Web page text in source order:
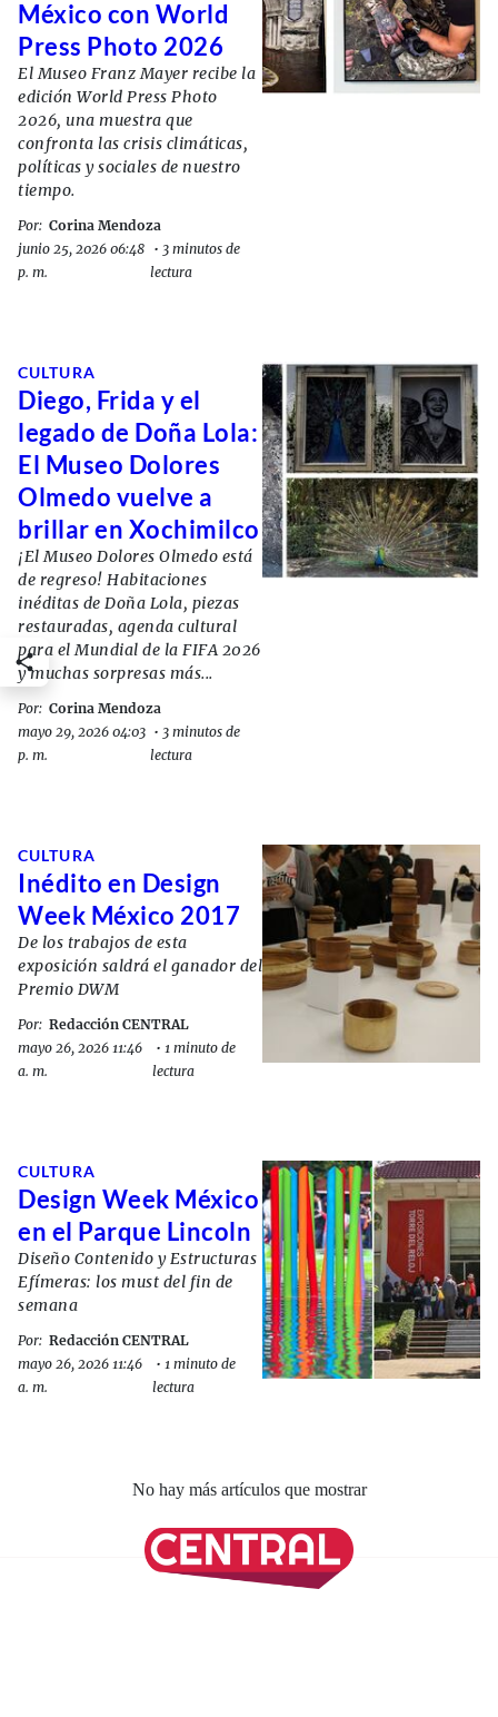
México con World
Press Photo 2026
El Museo Franz Mayer recibe la
edición World Press Photo
2026, una muestra que
confronta las crisis climáticas,
políticas y sociales de nuestro
tiempo.
Por: Corina Mendoza
junio 25, 2026 06:48
p. m.
• 3 minutos de
lectura
CULTURA
Diego, Frida y el
legado de Doña Lola:
El Museo Dolores
Olmedo vuelve a
brillar en Xochimilco
¡El Museo Dolores Olmedo está
de regreso! Habitaciones
inéditas de Doña Lola, piezas
restauradas, agenda cultural
para el Mundial de la FIFA 2026
y muchas sorpresas más...
Por: Corina Mendoza
mayo 29, 2026 04:03
p. m.
• 3 minutos de
lectura
CULTURA
Inédito en Design
Week México 2017
De los trabajos de esta
exposición saldrá el ganador del
Premio DWM
Por: Redacción CENTRAL
mayo 26, 2026 11:46
a. m.
•1 minuto de
lectura
CULTURA
Design Week México
en el Parque Lincoln
Diseño Contenido y Estructuras
Efímeras: los must del fin de
semana
Por: Redacción CENTRAL
mayo 26, 2026 11:46
a. m.
•1 minuto de
lectura
No hay más artículos que mostrar